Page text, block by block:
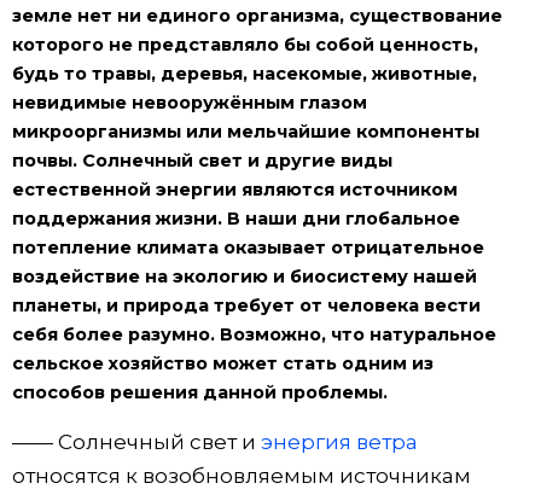
земле нет ни единого организма, существование
которого не представляло бы собой ценность,
будь то травы, деревья, насекомые, животные,
невидимые невооружённым глазом
микроорганизмы или мельчайшие компоненты
почвы. Солнечный свет и другие виды
естественной энергии являются источником
поддержания жизни. В наши дни глобальное
потепление климата оказывает отрицательное
воздействие на экологию и биосистему нашей
планеты, и природа требует от человека вести
себя более разумно. Возможно, что натуральное
сельское хозяйство может стать одним из
способов решения данной проблемы.
—— Солнечный свет и энергия ветра
относятся к возобновляемым источникам